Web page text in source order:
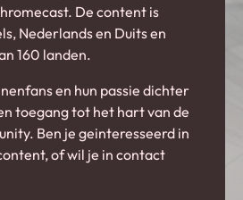
De content is
Nederlands en Duits en
160 landen.
en hun passie dichter
toegang tot het hart van de
Ben je geinteresseerd in
of wil je in contact